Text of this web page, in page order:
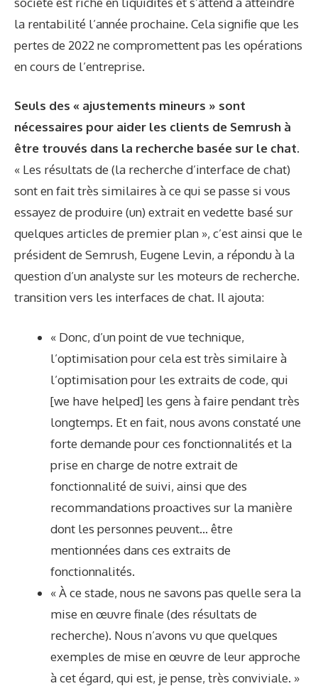
la rentabilité l’année prochaine. Cela signifie que les
pertes de 2022 ne compromettent pas les opérations
en cours de l’entreprise.
Seuls des « ajustements mineurs » sont
nécessaires pour aider les clients de Semrush à
être trouvés dans la recherche basée sur le chat.
« Les résultats de (la recherche d’interface de chat)
sont en fait très similaires à ce qui se passe si vous
essayez de produire (un) extrait en vedette basé sur
quelques articles de premier plan », c’est ainsi que le
président de Semrush, Eugene Levin, a répondu à la
question d’un analyste sur les moteurs de recherche.
transition vers les interfaces de chat. Il ajouta:
« Donc, d’un point de vue technique,
l’optimisation pour cela est très similaire à
l’optimisation pour les extraits de code, qui
[we have helped] les gens à faire pendant très
longtemps. Et en fait, nous avons constaté une
forte demande pour ces fonctionnalités et la
prise en charge de notre extrait de
fonctionnalité de suivi, ainsi que des
recommandations proactives sur la manière
dont les personnes peuvent… être
mentionnées dans ces extraits de
fonctionnalités.
« À ce stade, nous ne savons pas quelle sera la
mise en œuvre finale (des résultats de
recherche). Nous n’avons vu que quelques
exemples de mise en œuvre de leur approche
à cet égard, qui est, je pense, très conviviale. »